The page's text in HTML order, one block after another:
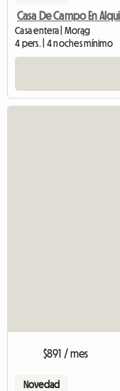
Casa De Campo En
Casa entera | Morąg
4 pers. | 4 noches mínimo
$891 / mes
Novedad